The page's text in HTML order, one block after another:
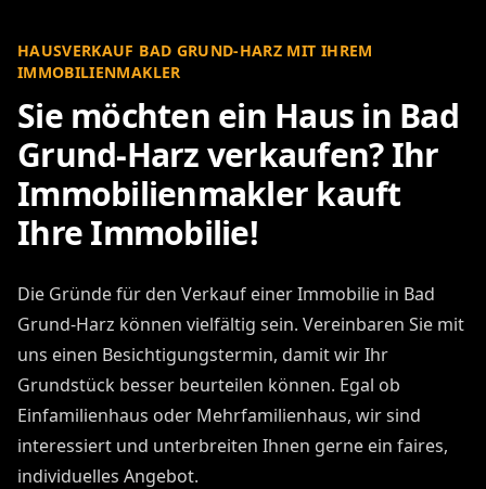
HAUSVERKAUF BAD GRUND-HARZ MIT IHREM
IMMOBILIENMAKLER
Sie möchten ein Haus in Bad
Grund-Harz verkaufen? Ihr
Immobilienmakler kauft
Ihre Immobilie!
Die Gründe für den Verkauf einer Immobilie in Bad
Grund-Harz können vielfältig sein. Vereinbaren Sie mit
uns einen Besichtigungstermin, damit wir Ihr
Grundstück besser beurteilen können. Egal ob
Einfamilienhaus oder Mehrfamilienhaus, wir sind
interessiert und unterbreiten Ihnen gerne ein faires,
individuelles Angebot.